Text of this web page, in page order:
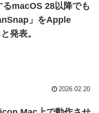
macOS 28以降でも
」をApple
発表。
2026.02.20